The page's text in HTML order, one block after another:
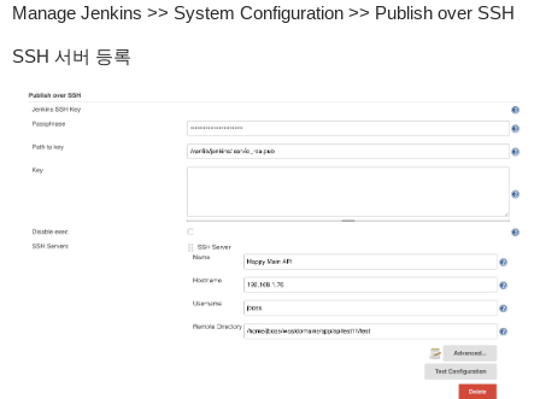
Manage Jenkins >> System Configuration >> Publish over SSH
SSH 서버 등록